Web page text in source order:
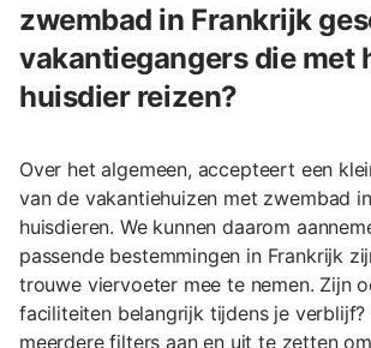
zwembad in Frankrijk
vakantiegangers die met
huisdier reizen?
Over het algemeen, accepteert een
van de vakantiehuizen met zwembad
huisdieren. We kunnen daarom
passende bestemmingen in Frankrijk
trouwe viervoeter mee te nemen. Zijn
faciliteiten belangrijk tijdens je verblijf?
meerdere filters aan en uit te zetten